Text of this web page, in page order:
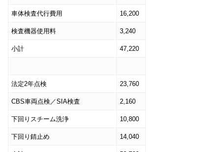
車体検査代行費用 16,200
検査機器使用料 3,240
小計 47,220
法定2年点検 23,760
CBS車両点検／SIA検査 2,160
下回りスチーム洗浄 10,800
下回り錆止め 14,040